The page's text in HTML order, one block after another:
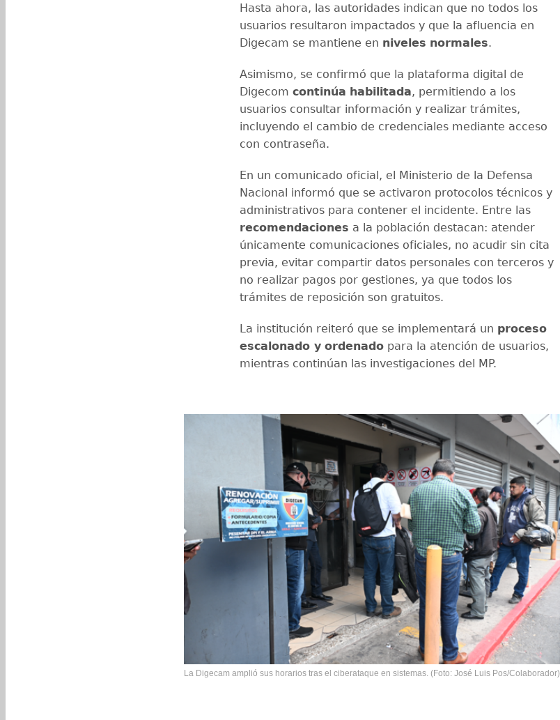
Hasta ahora, las autoridades indican que no todos los
usuarios resultaron impactados y que la afluencia en
Digecam se mantiene en niveles normales.
Asimismo, se confirmó que la plataforma digital de
Digecom continúa habilitada, permitiendo a los
usuarios consultar información y realizar trámites,
incluyendo el cambio de credenciales mediante acceso
con contraseña.
En un comunicado oficial, el Ministerio de la Defensa
Nacional informó que se activaron protocolos técnicos y
administrativos para contener el incidente. Entre las
recomendaciones a la población destacan: atender
únicamente comunicaciones oficiales, no acudir sin cita
previa, evitar compartir datos personales con terceros y
no realizar pagos por gestiones, ya que todos los
trámites de reposición son gratuitos.
La institución reiteró que se implementará un proceso
escalonado y ordenado para la atención de usuarios,
mientras continúan las investigaciones del MP.
La Digecam amplió sus horarios tras el ciberataque en sistemas. (Foto: José Luis Pos/Colaborador)